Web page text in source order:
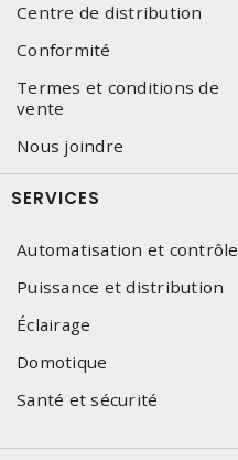
Centre de distribution
Conformité
Termes et conditions de
vente
Nous joindre
SERVICES
Automatisation et contrôle
Puissance et distribution
Éclairage
Domotique
Santé et sécurité